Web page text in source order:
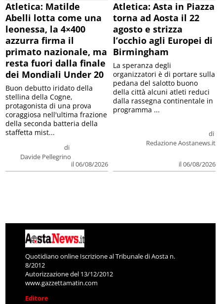
Atletica: Matilde
Abelli lotta come una
leonessa, la 4×400
azzurra firma il
primato nazionale, ma
resta fuori dalla finale
dei Mondiali Under 20
di
Davide Pellegrino
il 06/08/2026
Buon debutto iridato della
stellina della Cogne,
protagonista di una prova
coraggiosa nell'ultima frazione
della seconda batteria della
staffetta mist...
Atletica: Asta in Piazza
torna ad Aosta il 22
agosto e strizza
l’occhio agli Europei di
Birmingham
di
Redazione Aostanews.it
il 06/08/2026
La speranza degli
organizzatori è di portare sulla
pedana del salotto buono
della città alcuni atleti reduci
dalla rassegna continentale in
programma ...
Quotidiano online Iscrizione al Tribunale di Aosta n.
8/2012
Autorizzazione del 13/12/2012
www.gazzettamatin.com
Editore